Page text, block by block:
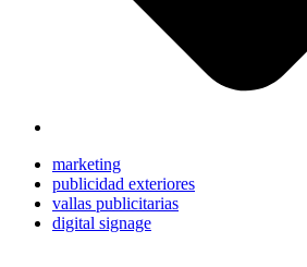
marketing
publicidad exteriores
vallas publicitarias
digital signage